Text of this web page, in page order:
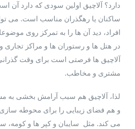
دارد؟ آلاچیق اولین سودی که دارد آن
ساکنان یا رهگذران مناسب است. می
افراد، دید آن ها را به تمرکز روی
در هتل ها و رستوران ها و مراکز
آلاچیق ها فرصتی است برای وقت
مشتری و مخاطب.
لذا، آلاچیق هم سبب آرامش بخشی
و هم فضای زیبایی را برای محوطه
می کند. مثل سایبان و کپر ها و کومه،